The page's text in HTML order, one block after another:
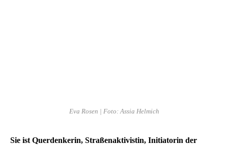
Eva Rosen | Foto: Assia Helmich
Sie ist Querdenkerin, Straßenaktivistin, Initiatorin der